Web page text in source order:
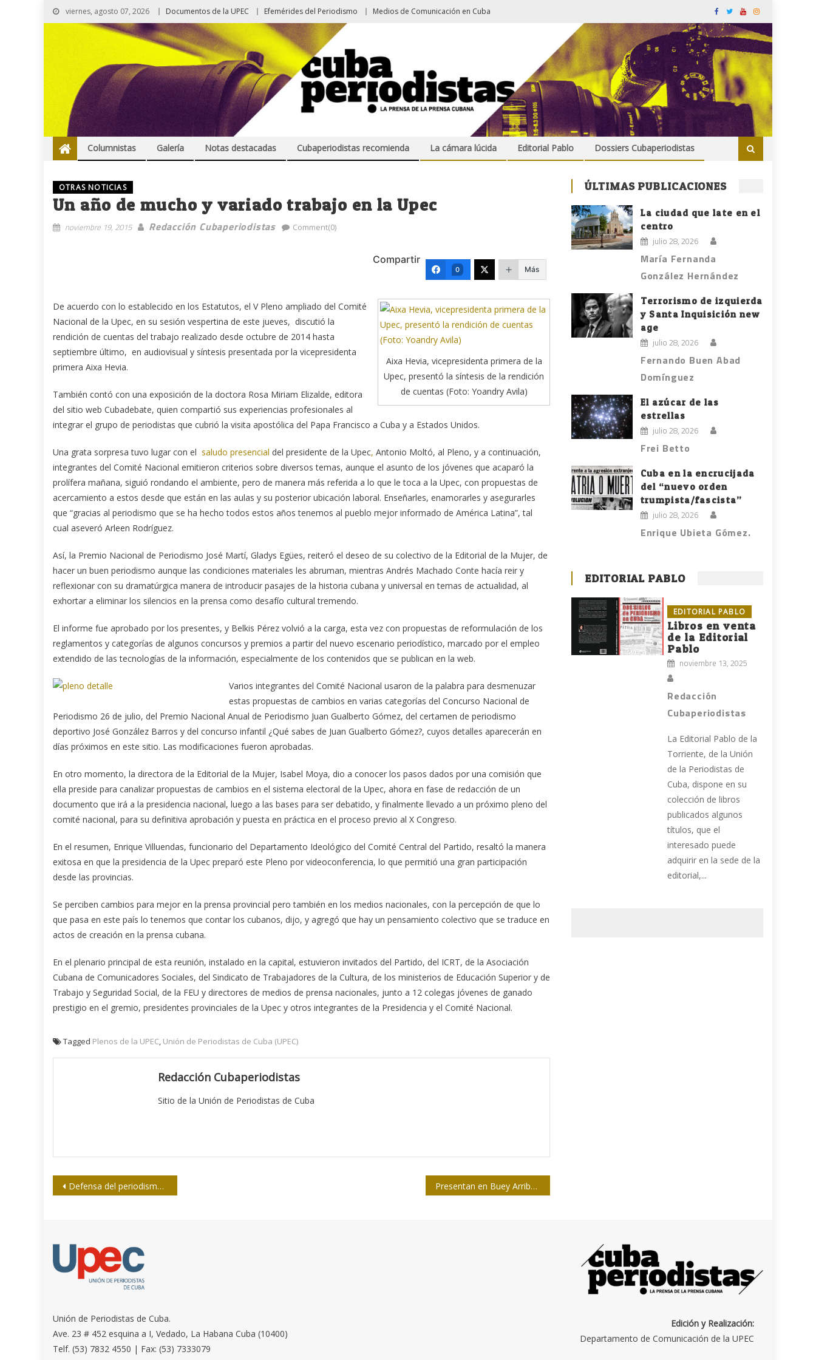
viernes, agosto 07, 2026 Documentos de la UPEC Efemérides del Periodismo Medios de Comunicación en Cuba
Columnistas Galería Notas destacadas Cubaperiodistas recomienda La cámara lúcida Editorial Pablo Dossiers Cubaperiodistas
OTRAS NOTICIAS
Un año de mucho y variado trabajo en la Upec
noviembre 19, 2015 Redacción Cubaperiodistas Comment(0)
Compartir
0 Más
Aixa Hevia, vicepresidenta primera de la
Upec, presentó la síntesis de la rendición
de cuentas (Foto: Yoandry Avila)
De acuerdo con lo establecido en los Estatutos, el V Pleno ampliado del Comité
Nacional de la Upec, en su sesión vespertina de este jueves, discutió la
rendición de cuentas del trabajo realizado desde octubre de 2014 hasta
septiembre último, en audiovisual y síntesis presentada por la vicepresidenta
primera Aixa Hevia.
También contó con una exposición de la doctora Rosa Miriam Elizalde, editora
del sitio web Cubadebate, quien compartió sus experiencias profesionales al
integrar el grupo de periodistas que cubrió la visita apostólica del Papa Francisco a Cuba y a Estados Unidos.
Una grata sorpresa tuvo lugar con el saludo presencial del presidente de la Upec, Antonio Moltó, al Pleno, y a continuación,
integrantes del Comité Nacional emitieron criterios sobre diversos temas, aunque el asunto de los jóvenes que acaparó la
prolífera mañana, siguió rondando el ambiente, pero de manera más referida a lo que le toca a la Upec, con propuestas de
acercamiento a estos desde que están en las aulas y su posterior ubicación laboral. Enseñarles, enamorarles y asegurarles
que “gracias al periodismo que se ha hecho todos estos años tenemos al pueblo mejor informado de América Latina”, tal
cual aseveró Arleen Rodríguez.
Así, la Premio Nacional de Periodismo José Martí, Gladys Egües, reiteró el deseo de su colectivo de la Editorial de la Mujer, de
hacer un buen periodismo aunque las condiciones materiales les abruman, mientras Andrés Machado Conte hacía reir y
reflexionar con su dramatúrgica manera de introducir pasajes de la historia cubana y universal en temas de actualidad, al
exhortar a eliminar los silencios en la prensa como desafío cultural tremendo.
El informe fue aprobado por los presentes, y Belkis Pérez volvió a la carga, esta vez con propuestas de reformulación de los
reglamentos y categorías de algunos concursos y premios a partir del nuevo escenario periodístico, marcado por el empleo
extendido de las tecnologías de la información, especialmente de los contenidos que se publican en la web.
Varios integrantes del Comité Nacional usaron de la palabra para desmenuzar
estas propuestas de cambios en varias categorías del Concurso Nacional de
Periodismo 26 de julio, del Premio Nacional Anual de Periodismo Juan Gualberto Gómez, del certamen de periodismo
deportivo José González Barros y del concurso infantil ¿Qué sabes de Juan Gualberto Gómez?, cuyos detalles aparecerán en
días próximos en este sitio. Las modificaciones fueron aprobadas.
En otro momento, la directora de la Editorial de la Mujer, Isabel Moya, dio a conocer los pasos dados por una comisión que
ella preside para canalizar propuestas de cambios en el sistema electoral de la Upec, ahora en fase de redacción de un
documento que irá a la presidencia nacional, luego a las bases para ser debatido, y finalmente llevado a un próximo pleno del
comité nacional, para su definitiva aprobación y puesta en práctica en el proceso previo al X Congreso.
En el resumen, Enrique Villuendas, funcionario del Departamento Ideológico del Comité Central del Partido, resaltó la manera
exitosa en que la presidencia de la Upec preparó este Pleno por videoconferencia, lo que permitió una gran participación
desde las provincias.
Se perciben cambios para mejor en la prensa provincial pero también en los medios nacionales, con la percepción de que lo
que pasa en este país lo tenemos que contar los cubanos, dijo, y agregó que hay un pensamiento colectivo que se traduce en
actos de creación en la prensa cubana.
En el plenario principal de esta reunión, instalado en la capital, estuvieron invitados del Partido, del ICRT, de la Asociación
Cubana de Comunicadores Sociales, del Sindicato de Trabajadores de la Cultura, de los ministerios de Educación Superior y de
Trabajo y Seguridad Social, de la FEU y directores de medios de prensa nacionales, junto a 12 colegas jóvenes de ganado
prestigio en el gremio, presidentes provinciales de la Upec y otros integrantes de la Presidencia y el Comité Nacional.
Tagged Plenos de la UPEC, Unión de Periodistas de Cuba (UPEC)
Redacción Cubaperiodistas
Sitio de la Unión de Periodistas de Cuba
Navegación
Defensa del periodismo desde el amor y por el amor Presentan en Buey Arriba libros sobre Fidel
ÚLTIMAS PUBLICACIONES
La ciudad que late en el
centro
julio 28, 2026
María Fernanda
González Hernández
Terrorismo de izquierda
y Santa Inquisición new
age
julio 28, 2026
Fernando Buen Abad
Domínguez
El azúcar de las
estrellas
julio 28, 2026
Frei Betto
Cuba en la encrucijada
del “nuevo orden
trumpista/fascista”
julio 28, 2026
Enrique Ubieta Gómez.
EDITORIAL PABLO
EDITORIAL PABLO
Libros en venta
de la Editorial
Pablo
noviembre 13, 2025
Redacción
Cubaperiodistas
La Editorial Pablo de la
Torriente, de la Unión
de la Periodistas de
Cuba, dispone en su
colección de libros
publicados algunos
títulos, que el
interesado puede
adquirir en la sede de la
editorial,...
Unión de Periodistas de Cuba.
Ave. 23 # 452 esquina a I, Vedado, La Habana Cuba (10400)
Telf. (53) 7832 4550 | Fax: (53) 7333079
Edición y Realización:
Departamento de Comunicación de la UPEC